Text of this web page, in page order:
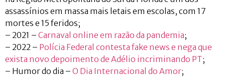
assassínios em massa mais letais em escolas, com 17
mortes e 15 feridos;
– 2021 – Carnaval online em razão da pandemia;
– 2022 – Polícia Federal contesta fake news e nega que
exista novo depoimento de Adélio incriminando PT;
– Humor do dia – O Dia Internacional do Amor;